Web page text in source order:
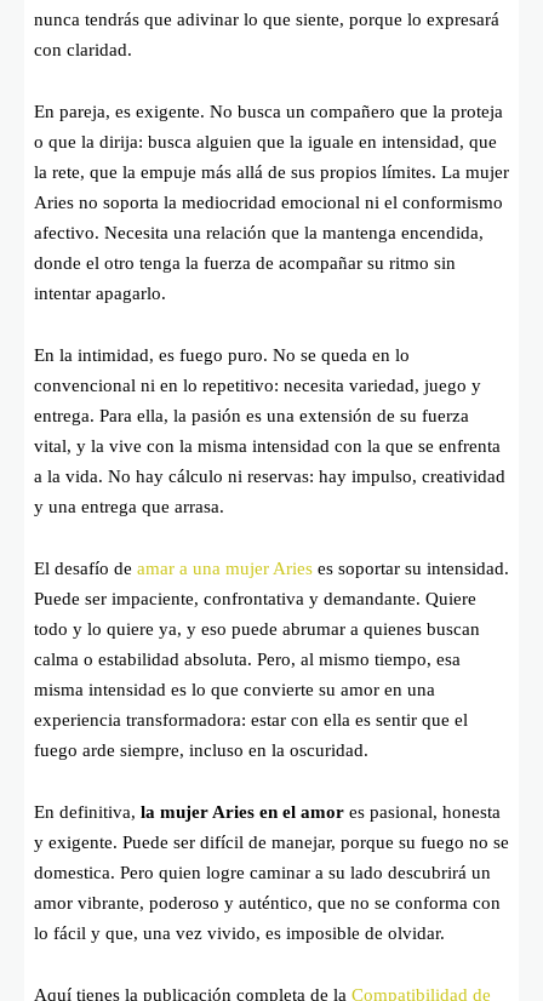
nunca tendrás que adivinar lo que siente, porque lo expresará
con claridad.
En pareja, es exigente. No busca un compañero que la proteja
o que la dirija: busca alguien que la iguale en intensidad, que
la rete, que la empuje más allá de sus propios límites. La mujer
Aries no soporta la mediocridad emocional ni el conformismo
afectivo. Necesita una relación que la mantenga encendida,
donde el otro tenga la fuerza de acompañar su ritmo sin
intentar apagarlo.
En la intimidad, es fuego puro. No se queda en lo
convencional ni en lo repetitivo: necesita variedad, juego y
entrega. Para ella, la pasión es una extensión de su fuerza
vital, y la vive con la misma intensidad con la que se enfrenta
a la vida. No hay cálculo ni reservas: hay impulso, creatividad
y una entrega que arrasa.
El desafío de amar a una mujer Aries es soportar su intensidad.
Puede ser impaciente, confrontativa y demandante. Quiere
todo y lo quiere ya, y eso puede abrumar a quienes buscan
calma o estabilidad absoluta. Pero, al mismo tiempo, esa
misma intensidad es lo que convierte su amor en una
experiencia transformadora: estar con ella es sentir que el
fuego arde siempre, incluso en la oscuridad.
En definitiva, la mujer Aries en el amor es pasional, honesta
y exigente. Puede ser difícil de manejar, porque su fuego no se
domestica. Pero quien logre caminar a su lado descubrirá un
amor vibrante, poderoso y auténtico, que no se conforma con
lo fácil y que, una vez vivido, es imposible de olvidar.
Aquí tienes la publicación completa de la Compatibilidad de